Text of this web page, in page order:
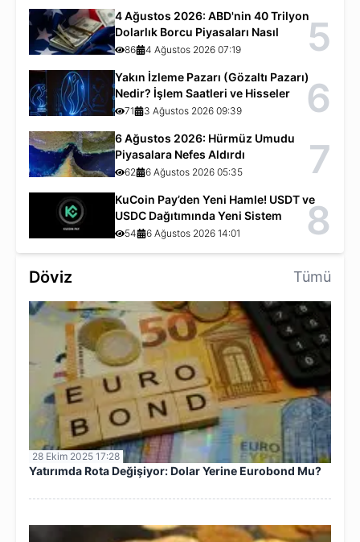
Döviz Tümü
28 Ekim 2025 17:28
Yatırımda Rota Değişiyor: Dolar Yerine Eurobond Mu?
4 Ağustos 2026: ABD'nin 40 Trilyon
Dolarlık Borcu Piyasaları Nasıl
Etkiliyor?
86 4 Ağustos 2026 07:19 5
Yakın İzleme Pazarı (Gözaltı Pazarı)
Nedir? İşlem Saatleri ve Hisseler
71 3 Ağustos 2026 09:39 6
6 Ağustos 2026: Hürmüz Umudu
Piyasalara Nefes Aldırdı
62 6 Ağustos 2026 05:35 7
KuCoin Pay’den Yeni Hamle! USDT ve
USDC Dağıtımında Yeni Sistem
54 6 Ağustos 2026 14:01 8